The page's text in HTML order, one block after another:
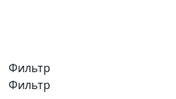
Фильтр
Фильтр